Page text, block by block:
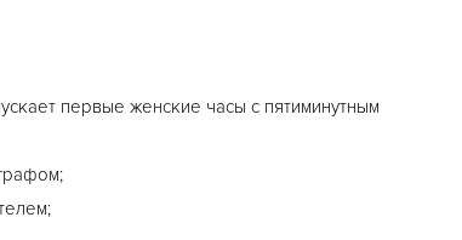
первые женские часы с пятиминутным